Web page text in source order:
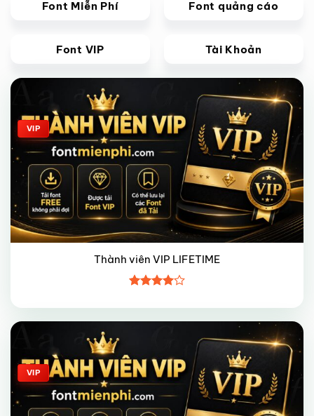
Font Miễn Phí Font quảng cáo
Font VIP Tài Khoản
Giảm giá!
VIP
Thành viên VIP LIFETIME
xếp hạng
45 sao
Giảm giá!
VIP